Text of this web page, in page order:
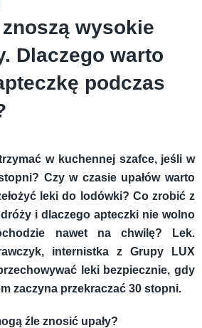
wysokie
Dlaczego warto
podczas
w kuchennej szafce, jeśli w
Czy w czasie upałów warto
leki do lodówki? Co zrobić z
i dlaczego apteczki nie wolno
nawet na chwilę? Lek.
internistka z Grupy LUX
leki bezpiecznie, gdy
zaczyna przekraczać 30 stopni.
źle znosić upały?